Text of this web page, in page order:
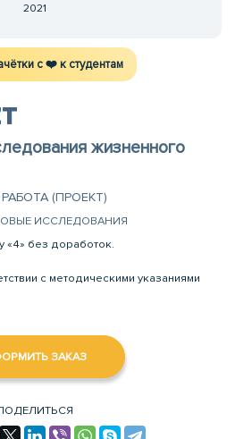
2021
c ❤️ к студентам
жизненного
(ПРОЕКТ)
ИССЛЕДОВАНИЯ
«4» без доработок.
с методическими указаниями
ЗАКАЗ